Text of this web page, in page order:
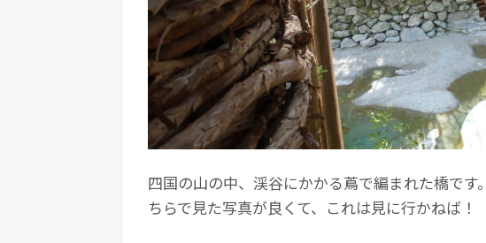
四国の山の中、渓谷にかかる蔦で編まれた橋で
ちらで見た写真が良くて、これは見に行かねば